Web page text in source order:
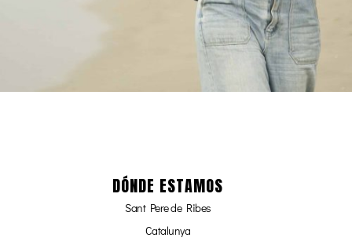
DÓNDE ESTAMOS
Sant Pere de Ribes
Catalunya